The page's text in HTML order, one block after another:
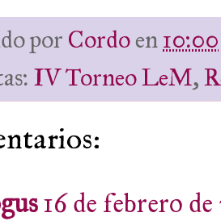
por Cordoen10:00
IV Torneo LeM,
16 de febrero